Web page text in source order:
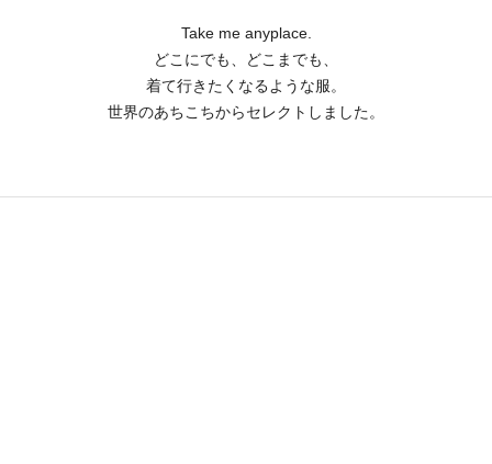
Take me anyplace.
どこにでも、どこまでも、
着て行きたくなるような服。
世界のあちこちからセレクトしました。